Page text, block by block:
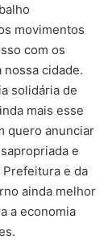
movimentos
com os
nossa cidade.
solidária de
mais esse
quero anunciar
e
e da
ainda melhor
a economia